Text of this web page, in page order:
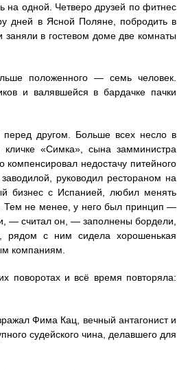
одной. Четверо друзей по фитнес
дней в Ясной Поляне, побродить в
заняли в гостевом доме две комнаты
положенного — семь человек.
и валявшейся в бардачке пачки
перед другом. Больше всех несло в
кличке «Симка», сына замминистра
недостачу питейного
руководил рестораном на
бизнес с Испанией, любил менять
Тем не менее, у него был принцип —
— считал он, — заполнены бордели,
рядом с ним сидела хорошенькая
компаниям.
поворотах и всё время повторяла:
Фима Кац, вечный антагонист и
судейского чина, делавшего для